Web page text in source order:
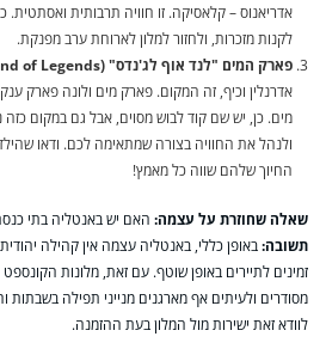
אדריאנוס – קלאסיקה. זו חוויה תרבותית
לקנות מזכרות, ולחזור למלון לארוחת ערב מפנקת.
פארק המים "לנד אוף לג'נדס" (The Land of Legends):
אדרנלין וכיף, זה המקום. פארק מים ולונה פארק
מים. כן, יש שם קוד לבוש מסוים, אבל גם במקום כזה
ולנהל את החוויה בצורה שמתאימה לכם. ודאו
החיוך שלהם שווה כל מאמץ!
שאלה שחוזרת על עצמה: האם יש באנטליה בתי
תשובה:באופן כללי, באנטליה עצמה אין קהילה
זמינים לתיירים באופן שוטף. עם זאת, מלונות
מסודרים ולעיתים אף מארגנים מנייני תפילה בשבתות
לוודא זאת ישירות מול המלון בעת ההזמנה.